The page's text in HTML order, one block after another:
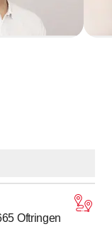
30
/ 13:00 - bis
17:
Oftringen